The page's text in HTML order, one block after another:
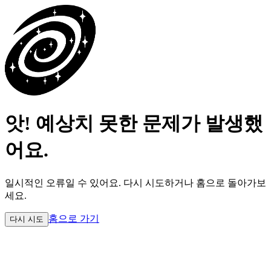
앗! 예상치 못한 문제가 발생했
어요.
일시적인 오류일 수 있어요. 다시 시도하거나 홈으로 돌아가보
세요.
다시 시도 홈으로 가기